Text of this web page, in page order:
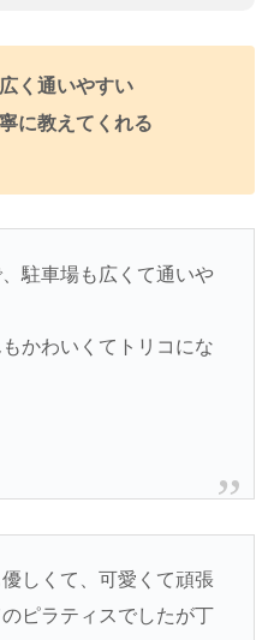
く通いやすい
に教えてくれる
駐車場も広くて通いや
かわいくてトリコにな
しくて、可愛くて頑張
ピラティスでしたが丁